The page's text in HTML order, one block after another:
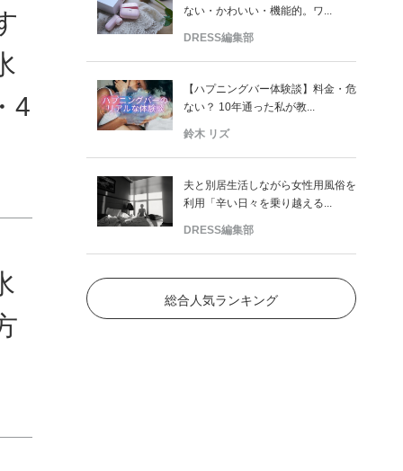
4
ない・かわいい・機能的。ワ...
DRESS編集部
【ハプニングバー体験談】料金・危
ない？ 10年通った私が教...
鈴木 リズ
夫と別居生活しながら女性用風俗を
利用「辛い日々を乗り越える...
DRESS編集部
総合人気ランキング